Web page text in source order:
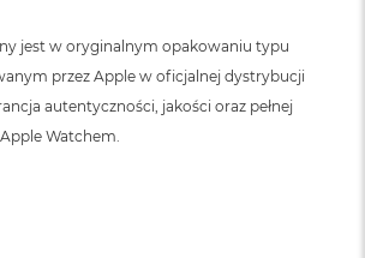
jest w oryginalnym opakowaniu typu
przez Apple w oficjalnej dystrybucji
autentyczności, jakości oraz pełnej
Watchem.